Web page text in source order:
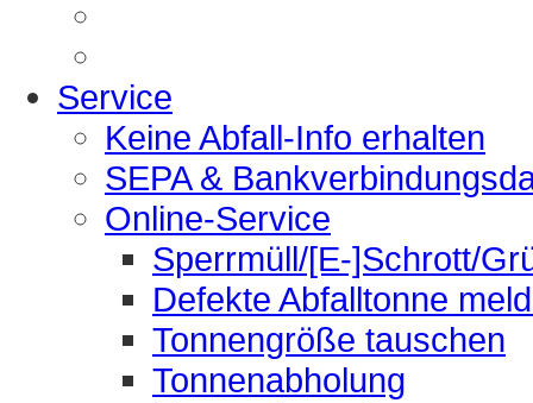
Service
Keine Abfall-Info erhalten
SEPA &
Online-Service
Sperrmüll/[E-]Schrott/
Defekte Abfalltonne
Tonnengröße tauschen
Tonnenabholung